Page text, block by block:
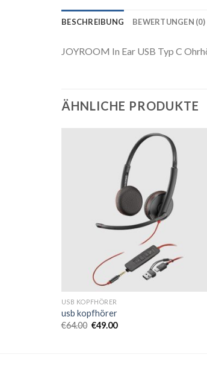
BESCHREIBUNG BEWERTUNGEN (0)
JOYROOM In Ear USB Typ C
ÄHNLICHE PRODUKTE
USB KOPFHÖRER
usb kopfhörer
€64.00 €49.00